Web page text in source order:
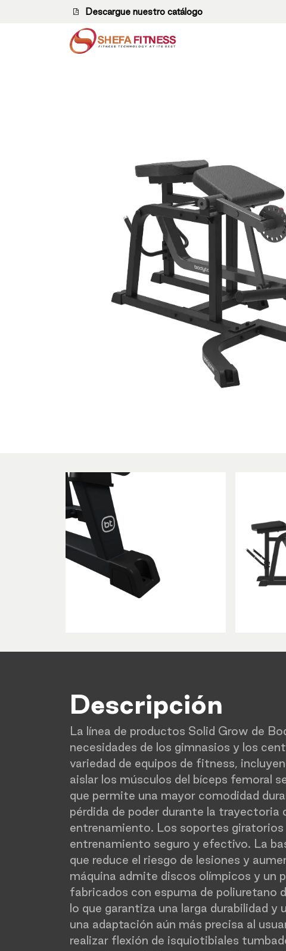
Ir al contenido Descargue nuestro catálogo
Descripción
La línea de productos Solid Grow de
necesidades de los gimnasios y los
variedad de equipos de fitness,
aislar los músculos del bíceps femoral
que permite una mayor comodidad
pérdida de poder durante la
entrenamiento. Los soportes giratorios
entrenamiento seguro y efectivo. La
que reduce el riesgo de lesiones y
máquina admite discos olímpicos y un
fabricados con espuma de poliuretano
lo que garantiza una larga durabilidad
una adaptación aún más precisa al
realizar flexión de isquiotibiales